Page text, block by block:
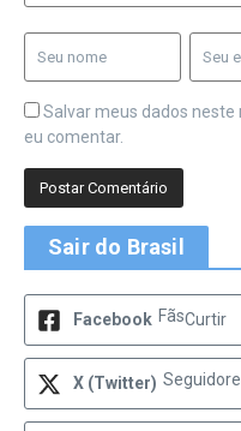
Salvar meus dados
eu comentar.
Sair do Brasil
Facebook FãsCurtir
X (Twitter)